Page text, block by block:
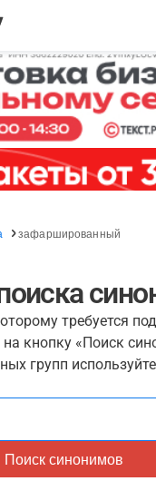
зафаршированный
требуется
кнопку «Поиск
групп
Поиск синонимов